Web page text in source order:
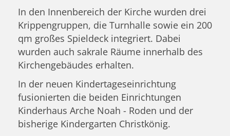
In den Innenbereich der Kirche wurden drei
Krippengruppen, die Turnhalle sowie ein 200
qm großes Spieldeck integriert. Dabei
wurden auch sakrale Räume innerhalb des
Kirchengebäudes erhalten.
In der neuen Kindertageseinrichtung
fusionierten die beiden Einrichtungen
Kinderhaus Arche Noah - Roden und der
bisherige Kindergarten Christkönig.